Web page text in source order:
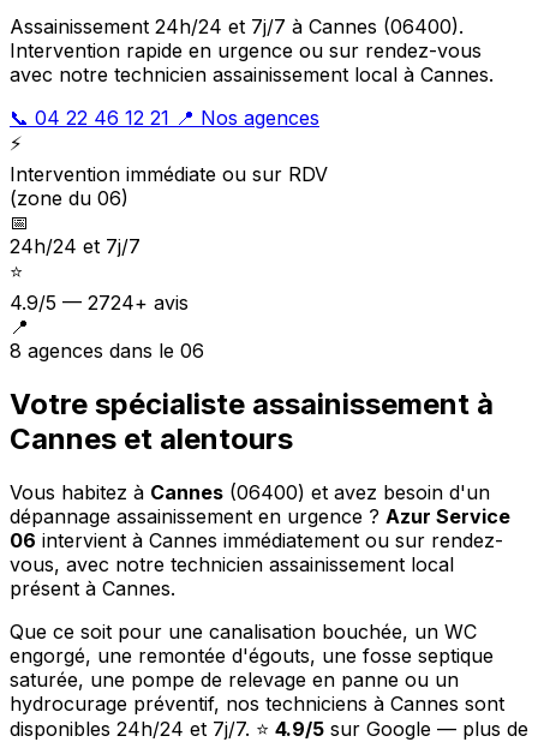
Assainissement 24h/24 et 7j/7 à Cannes (06400).
Intervention rapide en urgence ou sur rendez-vous
avec notre technicien assainissement local à Cannes.
📞 04 22 46 12 21 📍 Nos agences
⚡
Intervention immédiate ou sur RDV
(zone du 06)
📅
24h/24 et 7j/7
⭐
4.9/5 — 2724+ avis
📍
8 agences dans le 06
Votre spécialiste assainissement à
Cannes et alentours
Vous habitez à Cannes (06400) et avez besoin d'un
dépannage assainissement en urgence ? Azur Service
06 intervient à Cannes immédiatement ou sur rendez-
vous, avec notre technicien assainissement local
présent à Cannes.
Que ce soit pour une canalisation bouchée, un WC
engorgé, une remontée d'égouts, une fosse septique
saturée, une pompe de relevage en panne ou un
hydrocurage préventif, nos techniciens à Cannes sont
disponibles 24h/24 et 7j/7. ⭐ 4.9/5 sur Google — plus de